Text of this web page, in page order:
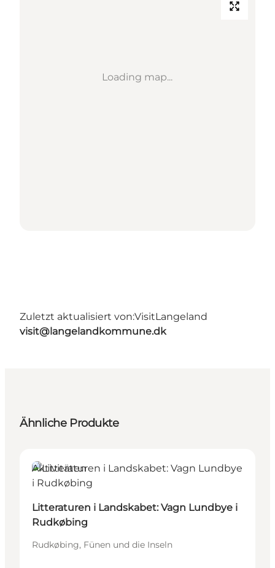
Loading map...
Zuletzt aktualisiert von:VisitLangeland
visit@langelandkommune.dk
Ähnliche Produkte
Aktivitäten
Litteraturen i Landskabet: Vagn Lundbye i
Rudkøbing
Rudkøbing, Fünen und die Inseln